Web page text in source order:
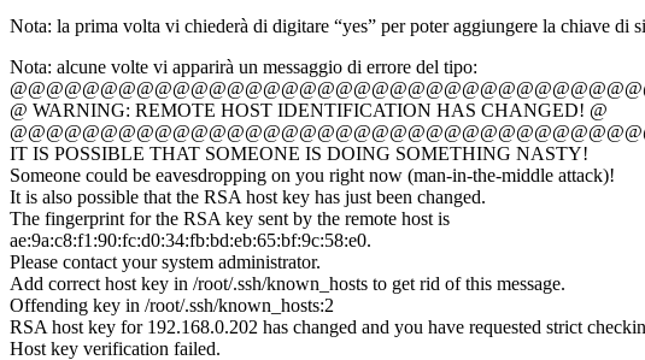
Nota: la prima volta vi chiederà di digitare “yes” per poter aggiungere la chiave di
Nota: alcune volte vi apparirà un messaggio di errore del tipo:
@ WARNING: REMOTE HOST IDENTIFICATION HAS CHANGED! @
IT IS POSSIBLE THAT SOMEONE IS DOING SOMETHING NASTY!
Someone could be eavesdropping on you right now (man-in-the-middle attack)!
It is also possible that the RSA host key has just been changed.
The fingerprint for the RSA key sent by the remote host is
ae:9a:c8:f1:90:fc:d0:34:fb:bd:eb:65:bf:9c:58:e0.
Please contact your system administrator.
Add correct host key in /root/.ssh/known_hosts to get rid of this message.
Offending key in /root/.ssh/known_hosts:2
RSA host key for 192.168.0.202 has changed and you have requested strict
Host key verification failed.